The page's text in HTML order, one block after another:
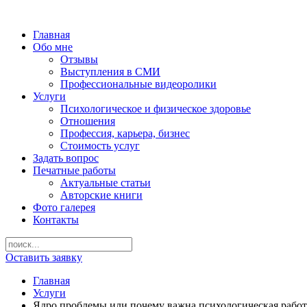
Главная
Обо мне
Отзывы
Выступления в СМИ
Профессиональные видеоролики
Услуги
Психологическое и физическое здоровье
Отношения
Профессия, карьера, бизнес
Стоимость услуг
Задать вопрос
Печатные работы
Актуальные статьи
Авторские книги
Фото галерея
Контакты
Оставить заявку
Главная
Услуги